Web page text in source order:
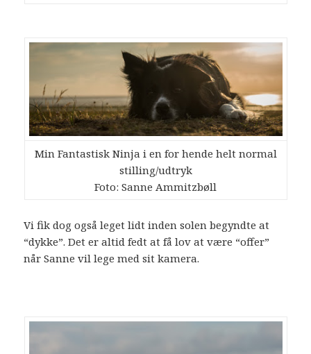
Min Fantastisk Ninja i en for hende helt normal
stilling/udtryk
Foto: Sanne Ammitzbøll
Vi fik dog også leget lidt inden solen begyndte at
“dykke”. Det er altid fedt at få lov at være “offer”
når Sanne vil lege med sit kamera.